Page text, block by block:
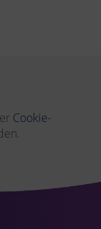
Cookie-